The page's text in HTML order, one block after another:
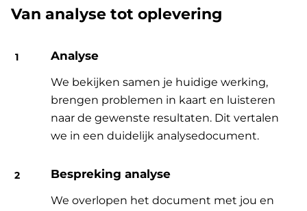
Van analyse tot oplevering
Analyse
We bekijken samen je huidige werking,
brengen problemen in kaart en luisteren
naar de gewenste resultaten. Dit vertalen
we in een duidelijk analysedocument.
Bespreking analyse
We overlopen het document met jou en